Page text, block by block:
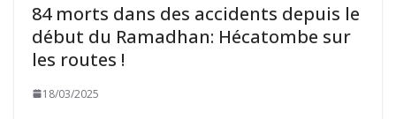
84 morts dans des accidents depuis le
début du Ramadhan: Hécatombe sur
les routes !
18/03/2025